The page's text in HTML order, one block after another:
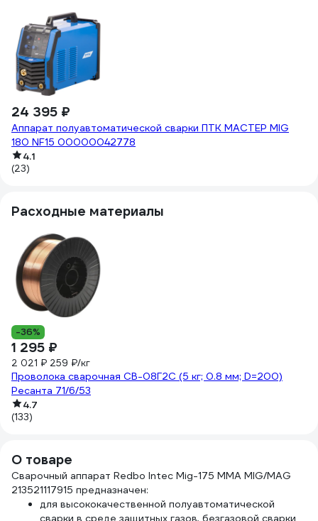
24 395 ₽
Аппарат полуавтоматической сварки ПТК МАСТЕР MIG
180 NF15 00000042778
4.1
(23)
Расходные материалы
-36%
1 295 ₽
2 021 ₽ 259 ₽/кг
Проволока сварочная СВ-08Г2С (5 кг; 0.8 мм; D=200)
Ресанта 71/6/53
4.7
(133)
О товаре
Сварочный аппарат Redbo Intec Mig-175 MMA MIG/MAG
213521117915 предназначен:
для высококачественной полуавтоматической
сварки в среде защитных газов, безгазовой сварки